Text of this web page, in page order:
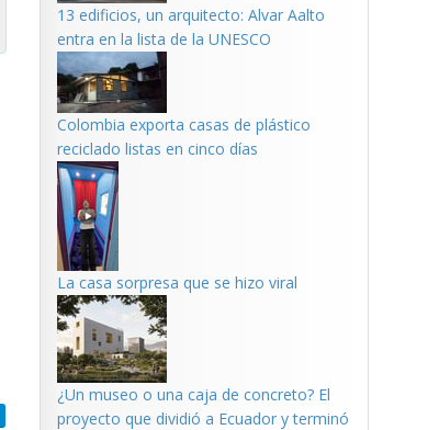
13 edificios, un arquitecto: Alvar Aalto
entra en la lista de la UNESCO
Colombia exporta casas de plástico
reciclado listas en cinco días
La casa sorpresa que se hizo viral
¿Un museo o una caja de concreto? El
proyecto que dividió a Ecuador y terminó